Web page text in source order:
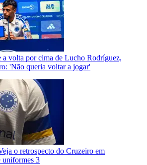
a volta por cima de Lucho Rodríguez,
'Não queria voltar a jogar'
o retrospecto do Cruzeiro em
uniformes 3